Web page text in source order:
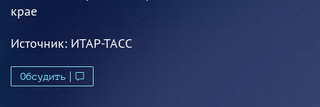
крае
Источник:ИТАР-ТАСС
Обсудить